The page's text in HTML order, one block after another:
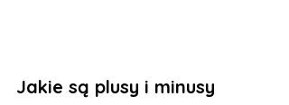
Jakie są plusy i minusy